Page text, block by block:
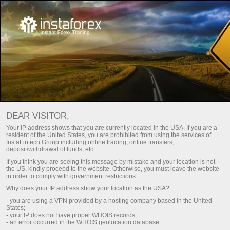
APERTURA INSTANTÁNEA DE UNA
CUENTA
Abrir una cuenta de operaciones
Abrir una cuenta demo
DEAR VISITOR,
Your IP address shows that you are currently located in the USA. If you are a
resident of the United States, you are prohibited from using the services of
InstaFintech Group including online trading, online transfers,
deposit/withdrawal of funds, etc.
If you think you are seeing this message by mistake and your location is not
the US, kindly proceed to the website. Otherwise, you must leave the website
in order to comply with government restrictions.
Why does your IP address show your location as the USA?
- you are using a VPN provided by a hosting company based in the United
States;
- your IP does not have proper WHOIS records;
- an error occurred in the WHOIS geolocation database.